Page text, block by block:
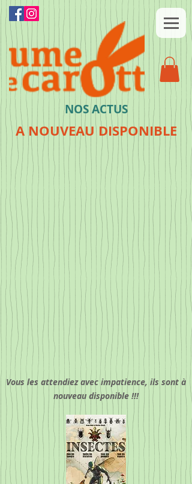
NOS ACTUS
A NOUVEAU DISPONIBLE
Vous les attendiez avec impatience, ils sont à
nouveau disponible !!!